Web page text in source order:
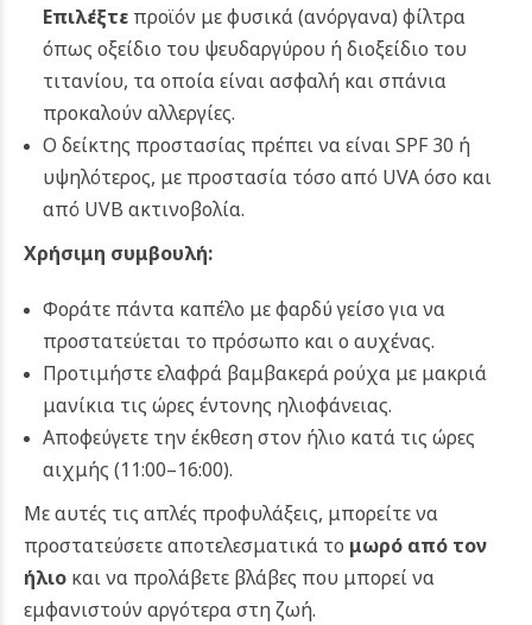
Επιλέξτεπροϊόν με φυσικά (ανόργανα) φίλτρα
όπως οξείδιο του ψευδαργύρου ή διοξείδιο του
τιτανίου, τα οποία είναι ασφαλή και σπάνια
προκαλούν αλλεργίες.
Ο δείκτης προστασίας πρέπει να είναι SPF 30 ή
υψηλότερος, με προστασία τόσο από UVA όσο και
από UVB ακτινοβολία.
Χρήσιμη συμβουλή:
Φοράτε πάντα καπέλο με φαρδύ γείσο για να
προστατεύεται το πρόσωπο και ο αυχένας.
Προτιμήστε ελαφρά βαμβακερά ρούχα με μακριά
μανίκια τις ώρες έντονης ηλιοφάνειας.
Αποφεύγετε την έκθεση στον ήλιο κατά τις ώρες
αιχμής (11:00–16:00).
Με αυτές τις απλές προφυλάξεις, μπορείτε να
προστατεύσετε αποτελεσματικά το μωρό από τον
ήλιο και να προλάβετε βλάβες που μπορεί να
εμφανιστούν αργότερα στη ζωή.